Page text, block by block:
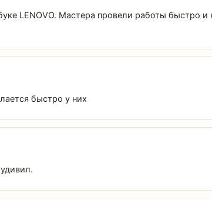
LENOVO. Мастера провели работы быстро и
быстро у них